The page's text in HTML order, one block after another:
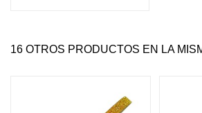
16 OTROS PRODUCTOS EN LA